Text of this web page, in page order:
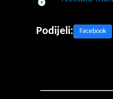
Podijeli: Facebook